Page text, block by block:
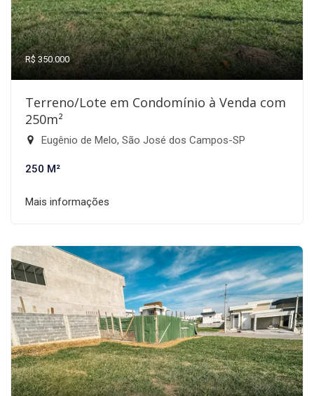
R$ 350.000
Terreno/Lote em Condomínio à Venda com
250m²
Eugênio de Melo, São José dos Campos-SP
250 M²
Mais informações